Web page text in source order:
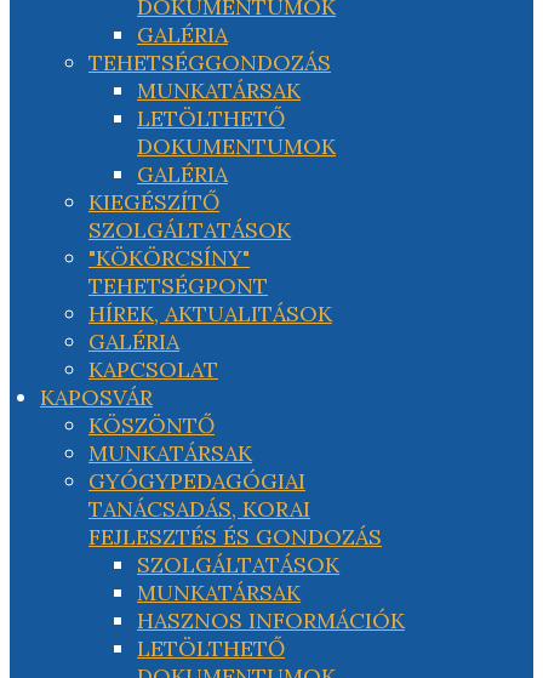
DOKUMENTUMOK
GALÉRIA
TEHETSÉGGONDOZÁS
MUNKATÁRSAK
LETÖLTHETŐ
DOKUMENTUMOK
GALÉRIA
KIEGÉSZÍTŐ
SZOLGÁLTATÁSOK
"KÖKÖRCSÍNY"
TEHETSÉGPONT
HÍREK, AKTUALITÁSOK
GALÉRIA
KAPCSOLAT
KAPOSVÁR
KÖSZÖNTŐ
MUNKATÁRSAK
GYÓGYPEDAGÓGIAI
TANÁCSADÁS, KORAI
FEJLESZTÉS ÉS GONDOZÁS
SZOLGÁLTATÁSOK
MUNKATÁRSAK
HASZNOS INFORMÁCIÓK
LETÖLTHETŐ